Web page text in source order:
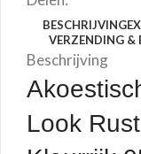
BESCHRIJVING
VERZENDING &
Beschrijving
Look